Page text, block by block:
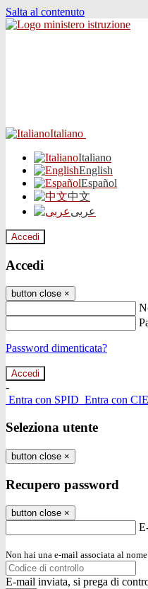
Salta al contenuto
Italiano
Italiano
English
Español
中文
عربى
Accedi
Accedi
button close ×
Password dimenticata?
-
Entra con SPID Entra con CIE
Seleziona utente
button close ×
Recupero password
button close ×
Non hai una e-mail associata al
E-mail inviata, si prega di